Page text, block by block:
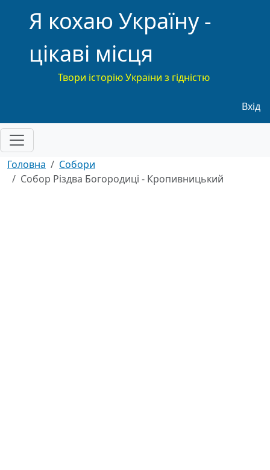
Я кохаю Україну -
цікаві місця
Твори історію України з гідністю
Вхід
Головна
Собори
Собор Різдва Богородиці - Кропивницький